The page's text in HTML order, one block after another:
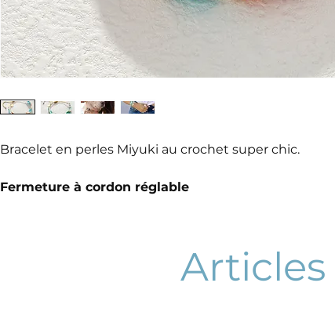
Bracelet en perles Miyuki au crochet super chic.
Fermeture à cordon réglable